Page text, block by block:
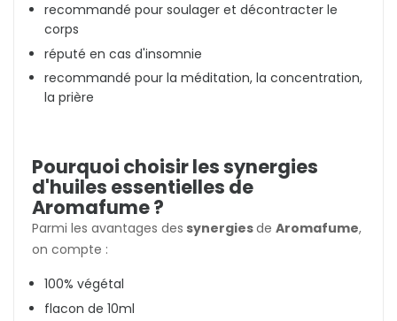
recommandé pour soulager et décontracter le
corps
réputé en cas d'insomnie
recommandé pour la méditation, la concentration,
la prière
Pourquoi choisir les synergies
d'huiles essentielles de
Aromafume ?
Parmi les avantages des synergiesde Aromafume,
on compte :
100% végétal
flacon de 10ml